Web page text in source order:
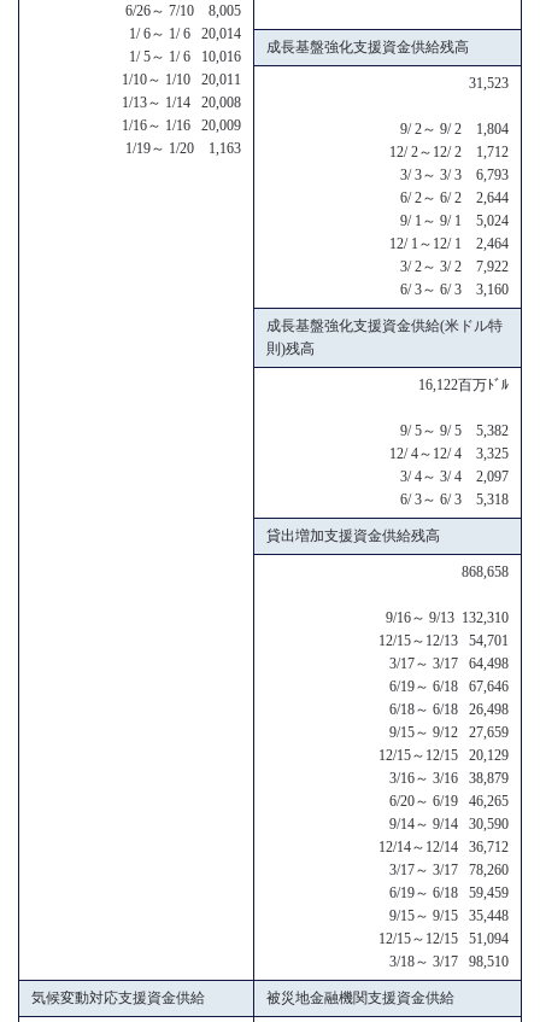
6/26～ 7/10 8,005
1/ 6～ 1/ 6 20,014
1/ 5～ 1/ 6 10,016
1/10～ 1/10 20,011
1/13～ 1/14 20,008
1/16～ 1/16 20,009
1/19～ 1/20 1,163
成長基盤強化支援資金供給残高
31,523
9/ 2～ 9/ 2 1,804
12/ 2～12/ 2 1,712
3/ 3～ 3/ 3 6,793
6/ 2～ 6/ 2 2,644
9/ 1～ 9/ 1 5,024
12/ 1～12/ 1 2,464
3/ 2～ 3/ 2 7,922
6/ 3～ 6/ 3 3,160
成長基盤強化支援資金供給(米ドル特
則)残高
16,122百万ﾄﾞﾙ
9/ 5～ 9/ 5 5,382
12/ 4～12/ 4 3,325
3/ 4～ 3/ 4 2,097
6/ 3～ 6/ 3 5,318
貸出増加支援資金供給残高
868,658
9/16～ 9/13 132,310
12/15～12/13 54,701
3/17～ 3/17 64,498
6/19～ 6/18 67,646
6/18～ 6/18 26,498
9/15～ 9/12 27,659
12/15～12/15 20,129
3/16～ 3/16 38,879
6/20～ 6/19 46,265
9/14～ 9/14 30,590
12/14～12/14 36,712
3/17～ 3/17 78,260
6/19～ 6/18 59,459
9/15～ 9/15 35,448
12/15～12/15 51,094
3/18～ 3/17 98,510
気候変動対応支援資金供給 被災地金融機関支援資金供給